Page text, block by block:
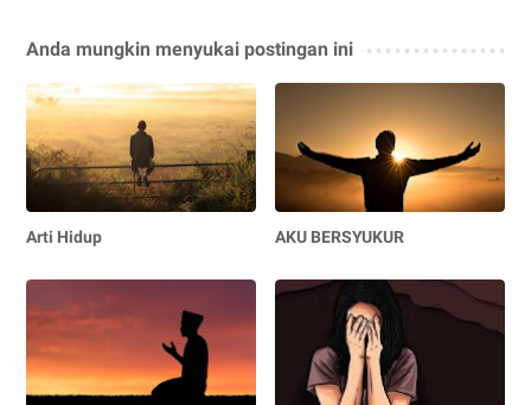
Anda mungkin menyukai postingan ini
Arti Hidup AKU BERSYUKUR